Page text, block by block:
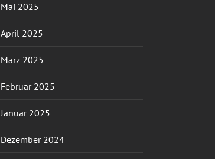
Mai 2025
April 2025
März 2025
Februar 2025
Januar 2025
Dezember 2024